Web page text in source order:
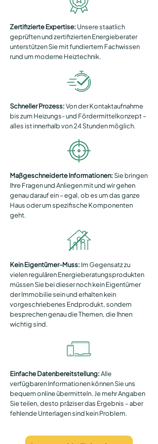
Zertifizierte Expertise: Unsere staatlich
geprüften und zertifizierten Energieberater
unterstützen Sie mit fundiertem Fachwissen
rund um moderne Heiztechnik.
Schneller Prozess:Von der Kontaktaufnahme
bis zum Heizungs- und Fördermittelkonzept –
alles ist innerhalb von 24 Stunden möglich.
Maßgeschneiderte Informationen: Sie bringen
Ihre Fragen und Anliegen mit und wir gehen
genau darauf ein – egal, ob es um das ganze
Haus oder um spezifische Komponenten
geht.
Kein Eigentümer-Muss: Im Gegensatz zu
vielen regulären Energieberatungsprodukten
müssen Sie bei dieser noch kein Eigentümer
der Immobilie sein und erhalten kein
vorgeschriebenes Endprodukt, sondern
besprechen genau die Themen, die Ihnen
wichtig sind.
Einfache Datenbereitstellung:Alle
verfügbaren Informationen können Sie uns
bequem online übermitteln. Je mehr Angaben
Sie teilen, desto präziser das Ergebnis – aber
fehlende Unterlagen sind kein Problem.